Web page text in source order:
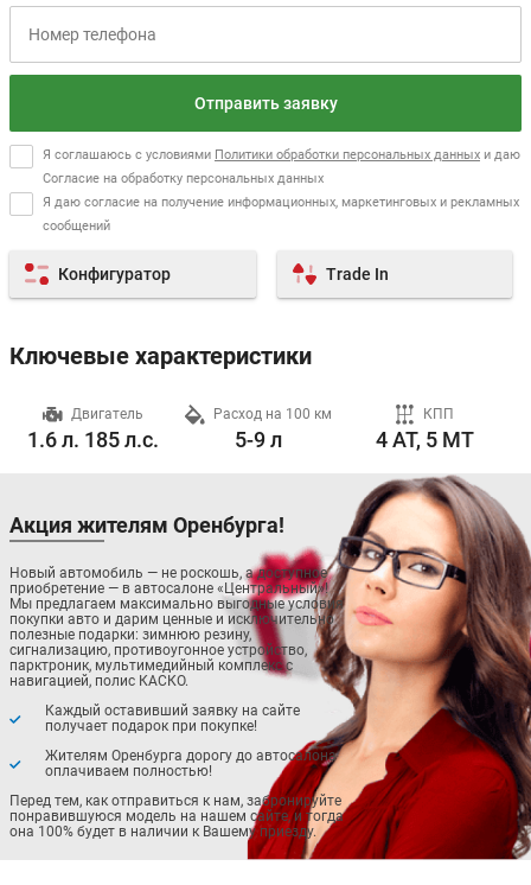
Отправить заявку
Я соглашаюсь с условиями Политики обработки персональных данных и даю
Согласие на обработку персональных данных
Я даю согласие на получение информационных, маркетинговых и рекламных
сообщений
Конфигуратор Trade In
Ключевые характеристики
Двигатель
1.6 л. 185 л.с.
Расход на 100 км
5-9 л
КПП
4 AT, 5 MT
Акция жителям Оренбурга!
Новый автомобиль — не роскошь, а доступное
приобретение — в автосалоне «Центральный»!
Мы предлагаем максимально выгодные условия
покупки авто и дарим ценные и исключительно
полезные подарки: зимнюю резину,
сигнализацию, противоугонное устройство,
парктроник, мультимедийный комплекс с
навигацией, полис КАСКО.
Каждый оставивший заявку на сайте
получает подарок при покупке!
Жителям Оренбурга дорогу до автосалона
оплачиваем полностью!
Перед тем, как отправиться к нам, забронируйте
понравившуюся модель на нашем сайте, и тогда
она 100% будет в наличии к Вашему приезду.